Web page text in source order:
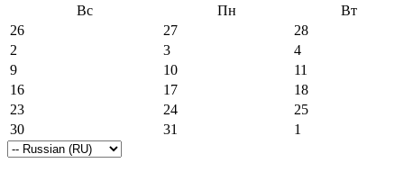
Вс
Пн
Вт
26
27
28
2
3
4
9
10
11
16
17
18
23
24
25
30
31 1